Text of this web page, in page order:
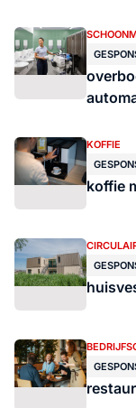
KOFFIE
koffie